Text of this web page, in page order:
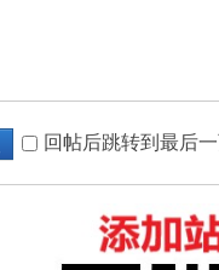
回帖后跳转到最后